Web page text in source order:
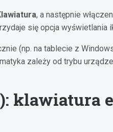
, a następnie
się opcja wyświetlania
(np. na tablecie z
zależy od trybu
klawiatura